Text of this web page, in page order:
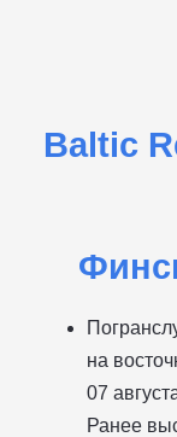
Baltic
на
07
Ранее